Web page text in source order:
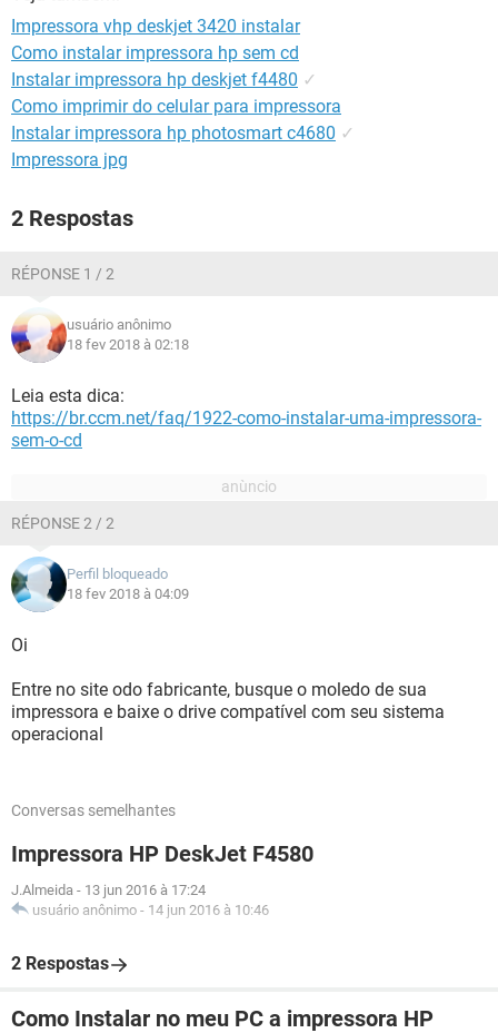
GUIA DE COMPRAS
Impressora vhp deskjet 3420 instalar
Como instalar impressora hp sem cd
Instalar impressora hp deskjet f4480 ✓
Como imprimir do celular para impressora
Instalar impressora hp photosmart c4680 ✓
Impressora jpg
2 Respostas
RÉPONSE 1 / 2
usuário anônimo
18 fev 2018 à 02:18
Leia esta dica:
https://br.ccm.net/faq/1922-como-instalar-uma-impressora-
sem-o-cd
RÉPONSE 2 / 2
Perfil bloqueado
18 fev 2018 à 04:09
Oi
Entre no site odo fabricante, busque o moledo de sua
impressora e baixe o drive compatível com seu sistema
operacional
Conversas semelhantes
Impressora HP DeskJet F4580
J.Almeida - 13 jun 2016 à 17:24
usuário anônimo - 14 jun 2016 à 10:46
2 Respostas
Como Instalar no meu PC a impressora HP